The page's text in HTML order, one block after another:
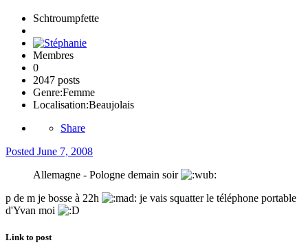
Schtroumpfette
Membres
0
2047 posts
Genre:Femme
Localisation:Beaujolais
Share
Posted June 7, 2008
Allemagne - Pologne demain soir
p de m je bosse à 22h
je vais squatter le téléphone portable
d'Yvan moi
Link to post